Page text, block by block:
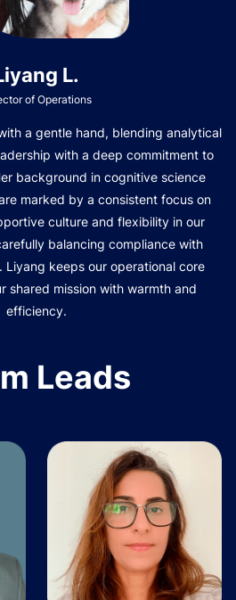
L.
of Operations
a gentle hand, blending analytical
with a deep commitment to
background in cognitive science
marked by a consistent focus on
culture and flexibility in our
balancing compliance with
Liyang keeps our operational core
shared mission with warmth and
efficiency.
Leads